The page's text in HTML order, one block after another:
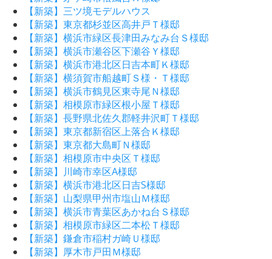
【新築】三ツ境モデルハウス
【新築】東京都杉並区高井戸Ｔ様邸
【新築】横浜市緑区長津田みなみ台Ｓ様邸
【新築】横浜市瀬谷区下瀬谷Ｙ様邸
【新築】横浜市港北区日吉本町Ｋ様邸
【新築】横須賀市船越町Ｓ様・Ｔ様邸
【新築】横浜市鶴見区東寺尾Ｎ様邸
【新築】相模原市緑区根小屋Ｔ様邸
【新築】長野県北佐久郡軽井沢町Ｔ様邸
【新築】東京都新宿区上落合Ｋ様邸
【新築】東京都大島町Ｎ様邸
【新築】相模原市中央区Ｔ様邸
【新築】川崎市幸区A様邸
【新築】横浜市港北区日吉S様邸
【新築】山梨県甲州市塩山Ｍ様邸
【新築】横浜市青葉区あかね台Ｓ様邸
【新築】相模原市緑区二本松Ｔ様邸
【新築】鎌倉市稲村ガ崎Ｕ様邸
【新築】厚木市戸田Ｍ様邸